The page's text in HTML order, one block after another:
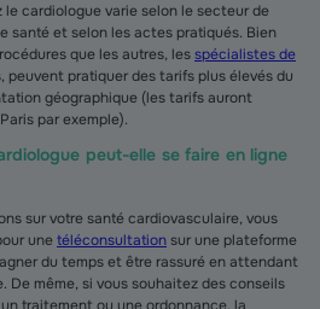
cardiologue varie selon le secteur de
santé et selon les actes pratiqués. Bien
que les autres, lesspécialistes de
peuvent pratiquer des tarifs plus élevés du
géographique (les tarifs auront
par exemple).
peut-elle se faire en ligne
sur votre santé cardiovasculaire, vous
unetéléconsultationsur une plateforme
du temps et être rassuré en attendant
De même, si vous souhaitez des conseils